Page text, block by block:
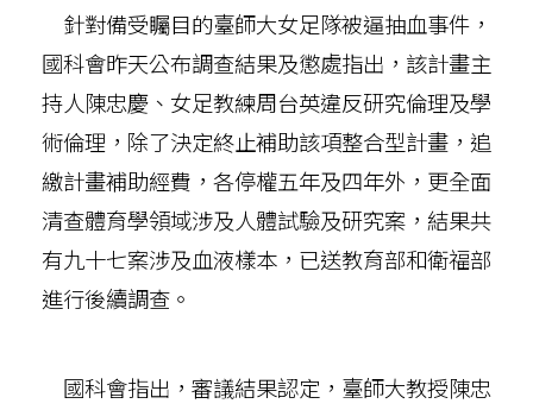
針對備受矚目的臺師大女足隊被逼抽血事件，
國科會昨天公布調查結果及懲處指出，該計畫主
持人陳忠慶、女足教練周台英違反研究倫理及學
術倫理，除了決定終止補助該項整合型計畫，追
繳計畫補助經費，各停權五年及四年外，更全面
清查體育學領域涉及人體試驗及研究案，結果共
有九十七案涉及血液樣本，已送教育部和衛福部
進行後續調查。
國科會指出，審議結果認定，臺師大教授陳忠